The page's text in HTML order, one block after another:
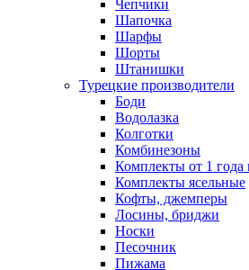
Чепчики
Шапочка
Шарфы
Шорты
Штанишки
Турецкие производители
Боди
Водолазка
Колготки
Комбинезоны
Комплекты от 1 года
Комплекты ясельные
Кофты, джемперы
Лосины, бриджи
Носки
Песочник
Пижама